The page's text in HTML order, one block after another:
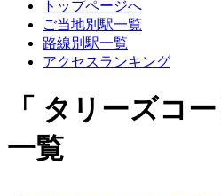
トップページへ
ご当地別駅一覧
路線別駅一覧
アクセスランキング
タリーズコ
一覧